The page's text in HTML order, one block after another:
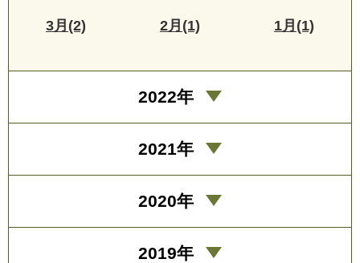
3月(2) 2月(1) 1月(1)
2022年
2021年
2020年
2019年